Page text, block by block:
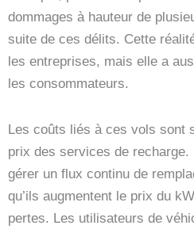
dommages à hauteur de
suite de ces délits. Cette
les entreprises, mais elle a
les consommateurs.
Les coûts liés à ces vols sont
prix des services de
gérer un flux continu de
qu’ils augmentent le prix du
pertes. Les utilisateurs de